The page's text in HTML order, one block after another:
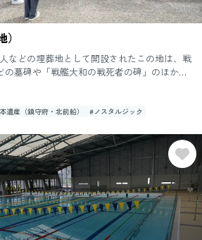
などの埋葬地として開設されたこの地は、戦
墓碑や「戦艦大和の戦死者の碑」のほか恒
遺産（鎮守府・北前船） #ノスタルジック